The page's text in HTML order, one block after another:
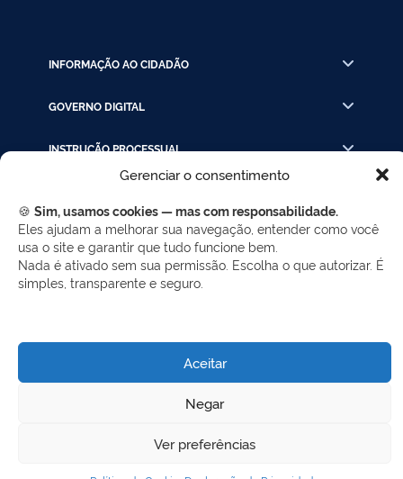
Gerenciar o consentimento
🍪 Sim, usamos cookies — mas com responsabilidade.
Eles ajudam a melhorar sua navegação, entender como você
usa o site e garantir que tudo funcione bem.
Nada é ativado sem sua permissão. Escolha o que autorizar. É
simples, transparente e seguro.
Aceitar
Negar
Ver preferências
INFORMAÇÃO AO CIDADÃO
GOVERNO DIGITAL
INSTRUÇÃO PROCESSUAL
REDES SOCIAIS
Facebook
Twitter
LinkedIn
Instagram
Desenvolvido por Gerência de Tecnologia da
Informação - SELC